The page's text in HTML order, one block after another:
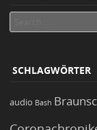
SCHLAGWÖRTER
audio Bash